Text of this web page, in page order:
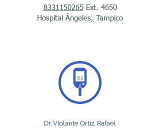
glándula tiroides también
son muy comunes. El
cantidades insuficientes de
hormonas, provocando
síntomas como cansancio,
aumento de peso,
8331150265Ext. 4650
Hospital Ángeles, Tampico
Dr. Violante Ortíz, Rafael